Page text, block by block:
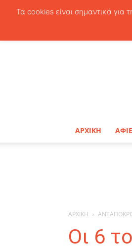
ΑΡΧΙΚΗ
ΑΡΧΙΚΗ
Οι 6
Τα cookies είναι σημαντικά για